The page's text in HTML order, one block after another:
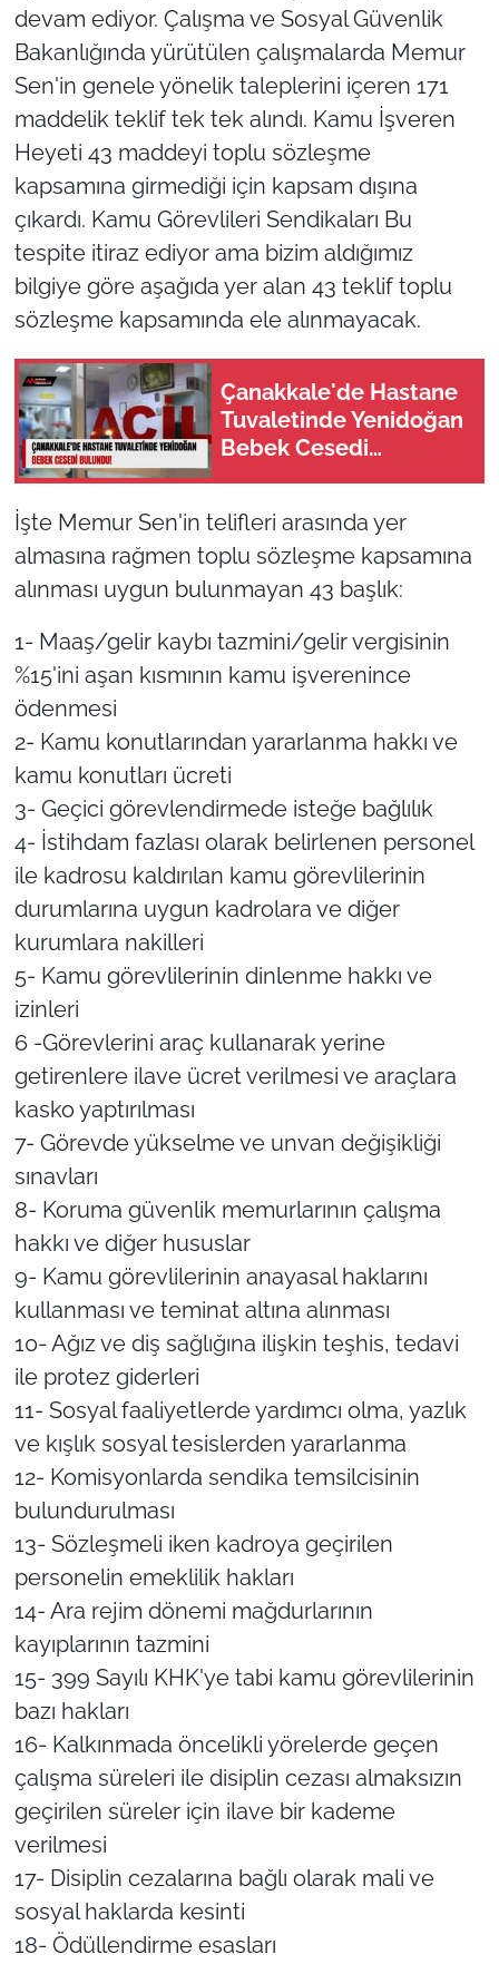
devam ediyor. Çalışma ve Sosyal Güvenlik
Bakanlığında yürütülen çalışmalarda Memur
Sen'in genele yönelik taleplerini içeren 171
maddelik teklif tek tek alındı. Kamu İşveren
Heyeti 43 maddeyi toplu sözleşme
kapsamına girmediği için kapsam dışına
çıkardı. Kamu Görevlileri Sendikaları Bu
tespite itiraz ediyor ama bizim aldığımız
bilgiye göre aşağıda yer alan 43 teklif toplu
sözleşme kapsamında ele alınmayacak.
Çanakkale'de Hastane
Tuvaletinde Yenidoğan
Bebek Cesedi
İşte Memur Sen'in telifleri arasında yer
almasına rağmen toplu sözleşme kapsamına
alınması uygun bulunmayan 43 başlık:
1- Maaş/gelir kaybı tazmini/gelir vergisinin
%15'ini aşan kısmının kamu işverenince
ödenmesi
2- Kamu konutlarından yararlanma hakkı ve
kamu konutları ücreti
3- Geçici görevlendirmede isteğe bağlılık
4- İstihdam fazlası olarak belirlenen personel
ile kadrosu kaldırılan kamu görevlilerinin
durumlarına uygun kadrolara ve diğer
kurumlara nakilleri
5- Kamu görevlilerinin dinlenme hakkı ve
izinleri
6 -Görevlerini araç kullanarak yerine
getirenlere ilave ücret verilmesi ve araçlara
kasko yaptırılması
7- Görevde yükselme ve unvan değişikliği
sınavları
8- Koruma güvenlik memurlarının çalışma
hakkı ve diğer hususlar
9- Kamu görevlilerinin anayasal haklarını
kullanması ve teminat altına alınması
10- Ağız ve diş sağlığına ilişkin teşhis, tedavi
ile protez giderleri
11- Sosyal faaliyetlerde yardımcı olma, yazlık
ve kışlık sosyal tesislerden yararlanma
12- Komisyonlarda sendika temsilcisinin
bulundurulması
13- Sözleşmeli iken kadroya geçirilen
personelin emeklilik hakları
14- Ara rejim dönemi mağdurlarının
kayıplarının tazmini
15- 399 Sayılı KHK'ye tabi kamu görevlilerinin
bazı hakları
16- Kalkınmada öncelikli yörelerde geçen
çalışma süreleri ile disiplin cezası almaksızın
geçirilen süreler için ilave bir kademe
verilmesi
17- Disiplin cezalarına bağlı olarak mali ve
sosyal haklarda kesinti
18- Ödüllendirme esasları